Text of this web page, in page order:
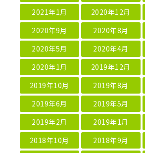
2021年1月
2020年12月
2020年9月
2020年8月
2020年5月
2020年4月
2020年1月
2019年12月
2019年10月
2019年8月
2019年6月
2019年5月
2019年2月
2019年1月
2018年10月
2018年9月